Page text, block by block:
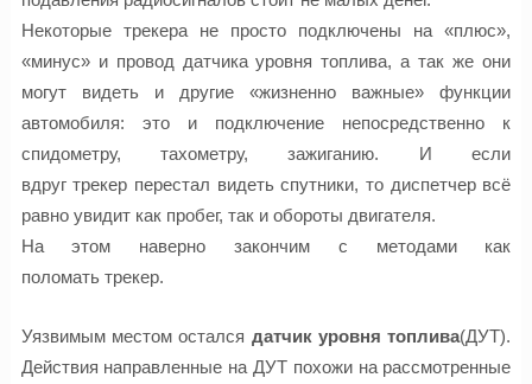
Некоторые трекеране просто подключены
на «плюс»,
«минус» и провод датчика уровня топлива, а так же они
могут видеть и другие «жизненно важные» функции
автомобиля: это и подключение непосредственно к
спидометру, тахометру, зажиганию. И если
вдругтрекер перестал видеть спутники, то диспетчер всё
равноувидит как пробег, так и обороты двигателя.
На этом наверно закончим с методами как
поломать трекер.
Уязвимым местом остался датчик уровня топлива(ДУТ).
Действия направленные на ДУТ похожи на рассмотренные